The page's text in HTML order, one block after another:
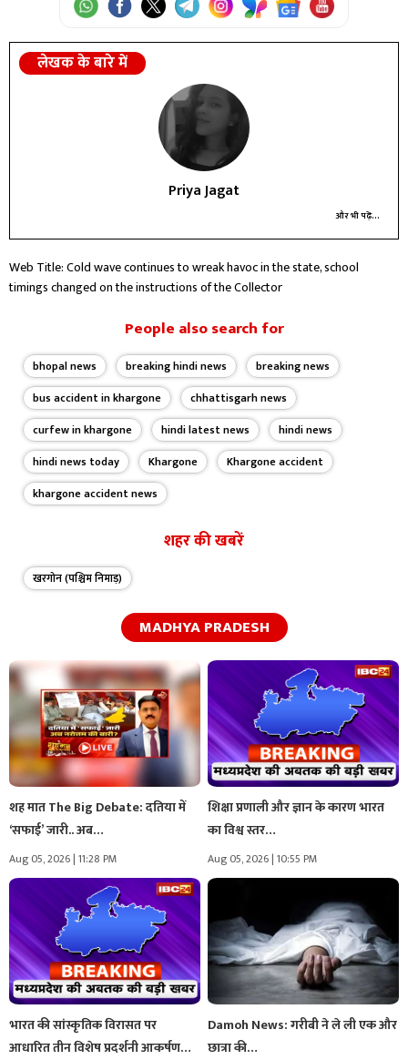
लेखक के बारे में
Priya Jagat
और भी पढ़ें...
Web Title: Cold wave continues to wreak havoc in the state, school
timings changed on the instructions of the Collector
People also search for
bhopal news breaking hindi news
breaking news
bus accident in khargone
chhattisgarh news
curfew in khargone
hindi latest news
hindi news
hindi news today
Khargone
Khargone accident
khargone accident news
शहर की खबरें
खरगोन (पश्चिम निमाड़)
MADHYA PRADESH
शह मात The Big Debate: दतिया में
‘सफाई’ जारी.. अब…
Aug 05, 2026 | 11:28 PM
शिक्षा प्रणाली और ज्ञान के कारण भारत
का विश्व स्तर…
Aug 05, 2026 | 10:55 PM
भारत की सांस्कृतिक विरासत पर
आधारित तीन विशेष प्रदर्शनी आकर्षण…
Damoh News: गरीबी ने ले ली एक और
छात्रा की…